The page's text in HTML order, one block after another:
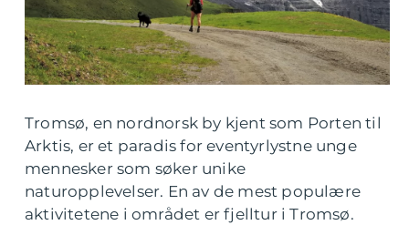
Tromsø, en nordnorsk by kjent som Porten til
Arktis, er et paradis for eventyrlystne unge
mennesker som søker unike
naturopplevelser. En av de mest populære
aktivitetene i området er fjelltur i Tromsø.